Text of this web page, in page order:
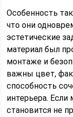
Особенность
что они
эстетические
материал был
монтаже и
важны цвет,
способность
интерьера. Если
становится не